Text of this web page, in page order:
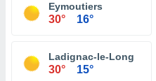
Eymoutiers
30° 16°
Ladignac-le-Long
30° 15°